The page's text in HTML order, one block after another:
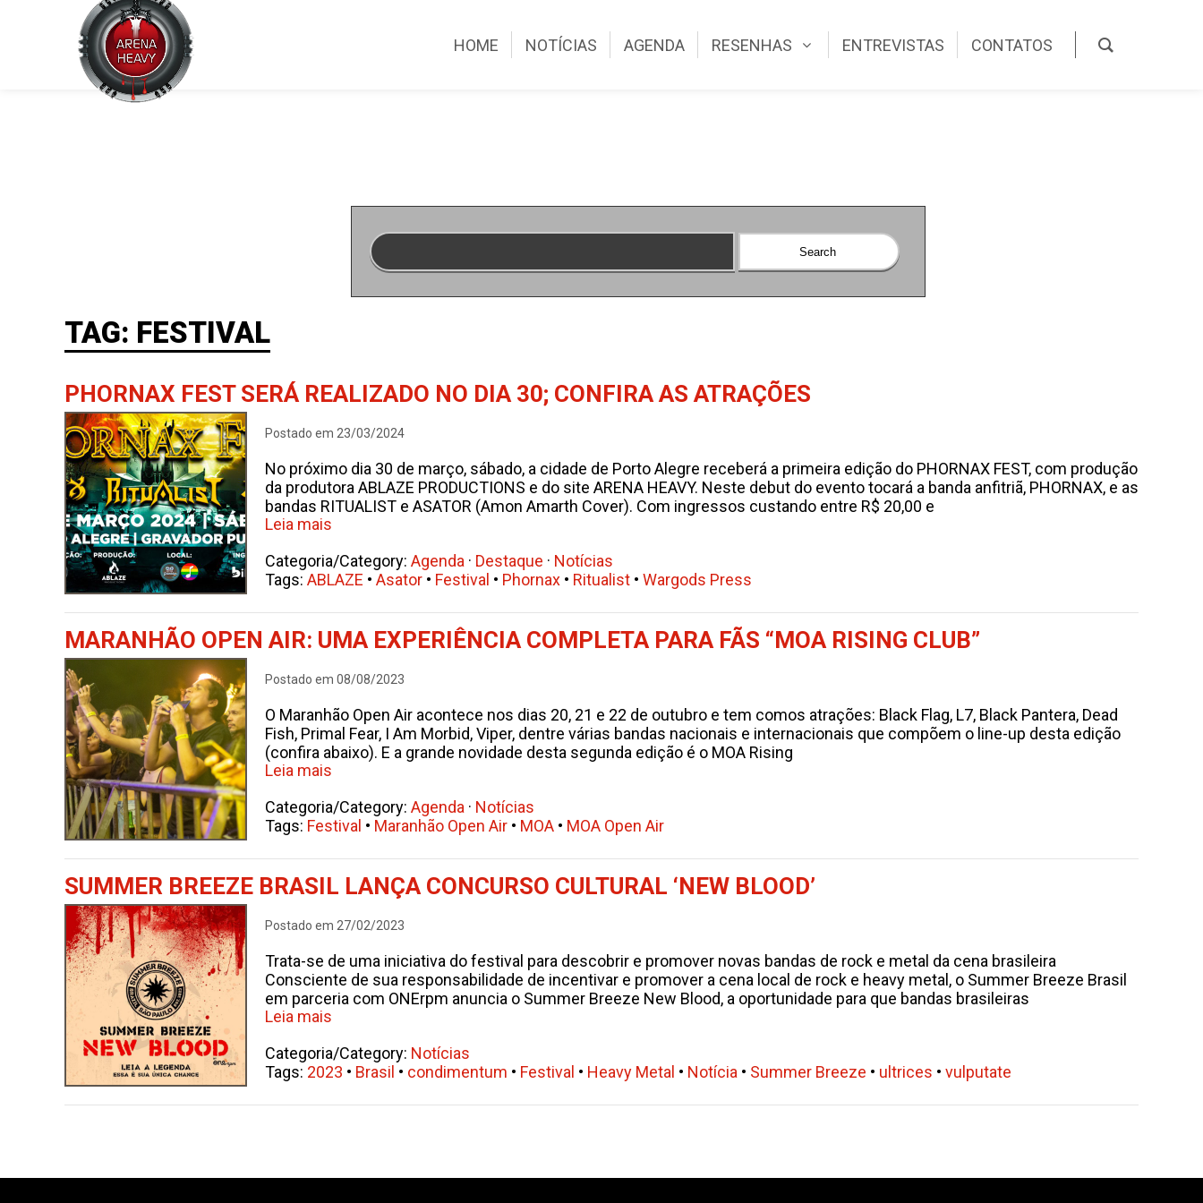
HOME NOTÍCIAS AGENDA RESENHAS ENTREVISTAS CONTATOS
TAG: FESTIVAL
PHORNAX FEST SERÁ REALIZADO NO DIA 30; CONFIRA AS ATRAÇÕES
Postado em 23/03/2024
No próximo dia 30 de março, sábado, a cidade de Porto Alegre receberá a primeira edição do PHORNAX FEST, com produção
da produtora ABLAZE PRODUCTIONS e do site ARENA HEAVY. Neste debut do evento tocará a banda anfitriã, PHORNAX, e as
bandas RITUALIST e ASATOR (Amon Amarth Cover). Com ingressos custando entre R$ 20,00 e
Leia mais
Categoria/Category: Agenda · Destaque · Notícias
Tags: ABLAZE • Asator • Festival • Phornax • Ritualist • Wargods Press
MARANHÃO OPEN AIR: UMA EXPERIÊNCIA COMPLETA PARA FÃS “MOA RISING CLUB”
Postado em 08/08/2023
O Maranhão Open Air acontece nos dias 20, 21 e 22 de outubro e tem comos atrações: Black Flag, L7, Black Pantera, Dead
Fish, Primal Fear, I Am Morbid, Viper, dentre várias bandas nacionais e internacionais que compõem o line-up desta edição
(confira abaixo). E a grande novidade desta segunda edição é o MOA Rising
Leia mais
Categoria/Category: Agenda · Notícias
Tags: Festival • Maranhão Open Air • MOA • MOA Open Air
SUMMER BREEZE BRASIL LANÇA CONCURSO CULTURAL ‘NEW BLOOD’
Postado em 27/02/2023
Trata-se de uma iniciativa do festival para descobrir e promover novas bandas de rock e metal da cena brasileira
Consciente de sua responsabilidade de incentivar e promover a cena local de rock e heavy metal, o Summer Breeze Brasil
em parceria com ONErpm anuncia o Summer Breeze New Blood, a oportunidade para que bandas brasileiras
Leia mais
Categoria/Category: Notícias
Tags: 2023 • Brasil • condimentum • Festival • Heavy Metal • Notícia • Summer Breeze • ultrices • vulputate